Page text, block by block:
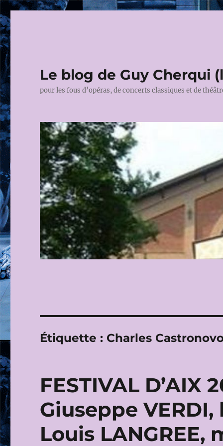
Le blog de Guy Cherqui
pour les fous d’opéras, de concerts classiques et de
Étiquette : Charles
FESTIVAL D’AIX
Giuseppe
Louis LANGREE,